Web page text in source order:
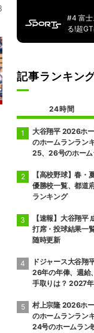
#4 富士
る!超
記事ランキン
24時間
大谷翔平 2026ホ
のホームランラン
25、26号のホーム
【高校野球】春・
優勝校一覧、都道
ランキング
【速報】大谷翔平
打席・投球結果一
随時更新
ドジャース大谷翔
26年の年俸、週給
手取りは？ 2027
村上宗隆 2026ホ
のホームランラン
24号のホームラン